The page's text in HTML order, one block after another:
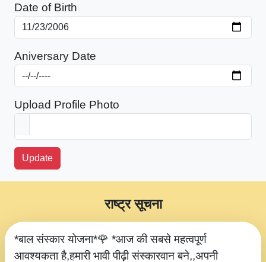
Date of Birth
Aniversary Date
Upload Profile Photo
Update
*बाल संस्कार योजना*🌹 *आज की सबसे महत्वपूर्ण
आवश्यकता है,हमारी भावी पीढ़ी संस्कारवान बने,,अपनी
राष्ट्र सूचना